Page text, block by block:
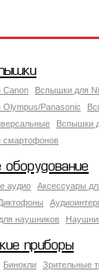
Canon Вспышки для
Panasonic
Вспышки
смартофонов
оборудование
аудио Аксессуары
наушников
приборы
Бинокли Зрительные